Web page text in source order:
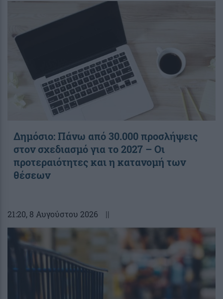
Δημόσιο: Πάνω από 30.000 προσλήψεις
στον σχεδιασμό για το 2027 – Οι
προτεραιότητες και η κατανομή των
θέσεων
21:20, 8 Αυγούστου 2026 ||